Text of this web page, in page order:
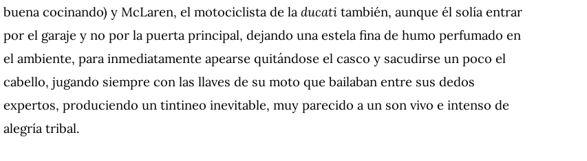
buena cocinando) y McLaren, el motociclista de la ducati también, aunque él solía entrar
por el garaje y no por la puerta principal, dejando una estela fina de humo perfumado en
el ambiente, para inmediatamente apearse quitándose el casco y sacudirse un poco el
cabello, jugando siempre con las llaves de su moto que bailaban entre sus dedos
expertos, produciendo un tintineo inevitable, muy parecido a un son vivo e intenso de
alegría tribal.